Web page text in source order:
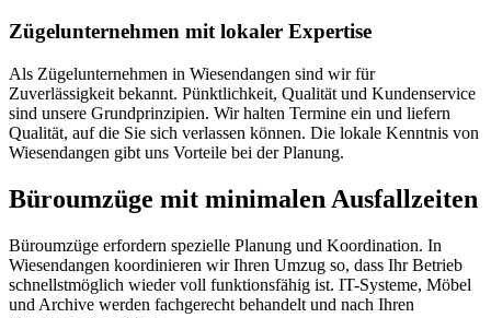
Zügelunternehmen mit lokaler Expertise
Als Zügelunternehmen in Wiesendangen sind wir für
Zuverlässigkeit bekannt. Pünktlichkeit, Qualität und Kundenservice
sind unsere Grundprinzipien. Wir halten Termine ein und liefern
Qualität, auf die Sie sich verlassen können. Die lokale Kenntnis von
Wiesendangen gibt uns Vorteile bei der Planung.
Büroumzüge mit minimalen Ausfallzeiten
Büroumzüge erfordern spezielle Planung und Koordination. In
Wiesendangen koordinieren wir Ihren Umzug so, dass Ihr Betrieb
schnellstmöglich wieder voll funktionsfähig ist. IT-Systeme, Möbel
und Archive werden fachgerecht behandelt und nach Ihren